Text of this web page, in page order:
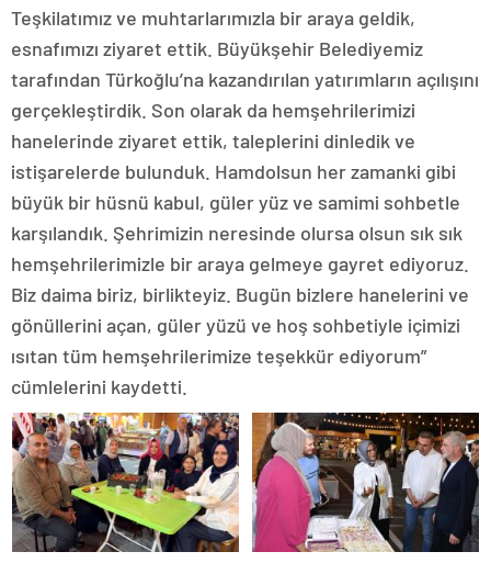
Teşkilatımız ve muhtarlarımızla bir araya geldik,
esnafımızı ziyaret ettik. Büyükşehir Belediyemiz
tarafından Türkoğlu’na kazandırılan yatırımların açılışını
gerçekleştirdik. Son olarak da hemşehrilerimizi
hanelerinde ziyaret ettik, taleplerini dinledik ve
istişarelerde bulunduk. Hamdolsun her zamanki gibi
büyük bir hüsnü kabul, güler yüz ve samimi sohbetle
karşılandık. Şehrimizin neresinde olursa olsun sık sık
hemşehrilerimizle bir araya gelmeye gayret ediyoruz.
Biz daima biriz, birlikteyiz. Bugün bizlere hanelerini ve
gönüllerini açan, güler yüzü ve hoş sohbetiyle içimizi
ısıtan tüm hemşehrilerimize teşekkür ediyorum”
cümlelerini kaydetti.